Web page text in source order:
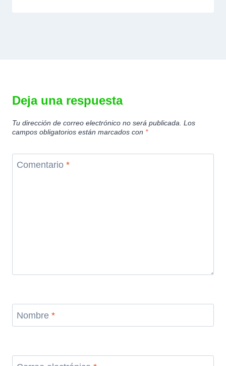
Deja una respuesta
Tu dirección de correo electrónico no será publicada. Los
campos obligatorios están marcados con *
Comentario *
Nombre *